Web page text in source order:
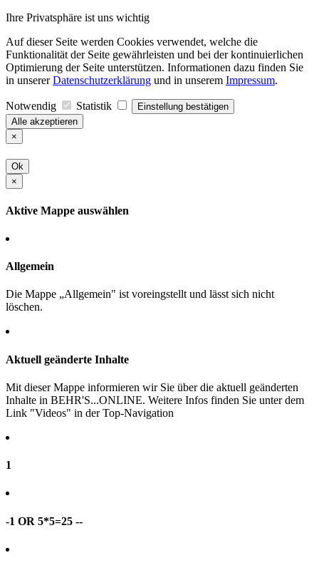
Ihre Privatsphäre ist uns wichtig
Auf dieser Seite werden Cookies verwendet, welche die
Funktionalität der Seite gewährleisten und bei der kontinuierlichen
Optimierung der Seite unterstützen. Informationen dazu finden Sie
in unsererDatenschutzerklärung und in unserem Impressum.
Notwendig Statistik
Einstellung bestätigen
Alle akzeptieren
×
Ok
×
Aktive Mappe auswählen
Allgemein
Die Mappe „Allgemein" ist voreingstellt und lässt sich nicht
löschen.
Aktuell geänderte Inhalte
Mit dieser Mappe informieren wir Sie über die aktuell geänderten
Inhalte in BEHR'S...ONLINE. Weitere Infos finden Sie unter dem
Link "Videos" in der Top-Navigation
1
-1 OR 5*5=25 --